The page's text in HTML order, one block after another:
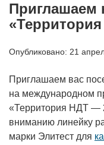
Приглашаем
Опубликовано: 21
Приглашаем вас
на международном
«Территория НДТ —
вниманию линейку
марки Элитест для